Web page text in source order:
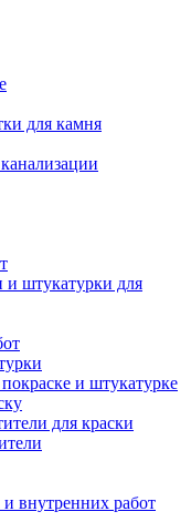
для камня
и штукатурки для
и штукатурке
для краски
внутренних работ